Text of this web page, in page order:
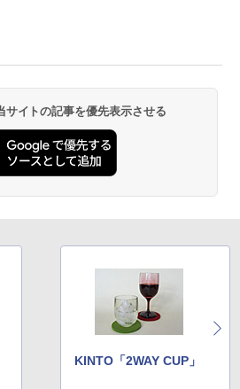
イトの記事を優先表示させる
KINTO「2WAY CUP」